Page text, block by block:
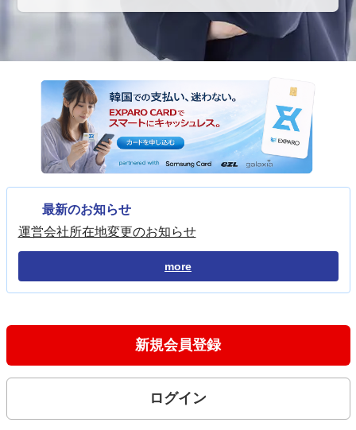
最新のお知らせ
運営会社所在地変更のお知らせ
more
新規会員登録
ログイン